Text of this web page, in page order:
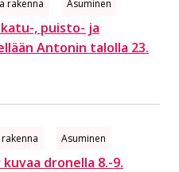
rakenna Asuminen
, puisto- ja
Antonin talolla 23.
Asuminen
dronella 8.-9.